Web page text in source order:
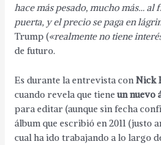
hace más pesado, mucho más…
puerta, y el precio se paga en
Trump («realmente no tiene
de futuro.
Es durante la entrevista conNick
cuando revela que tieneun nuevo
para editar (aunque sin fecha
álbum que escribió en 2011 (justo
cual ha ido trabajando a lo largo